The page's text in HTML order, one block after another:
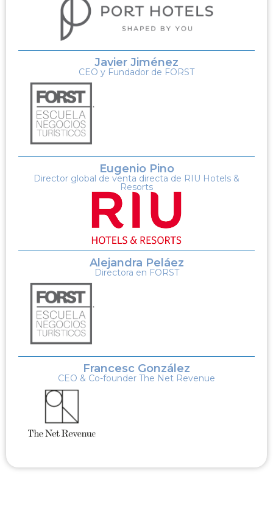
Javier Jiménez
CEO y Fundador de FORST
Eugenio Pino
Director global de venta directa de RIU Hotels &
Resorts
Alejandra Peláez
Directora en FORST
Francesc González
CEO & Co-founder The Net Revenue